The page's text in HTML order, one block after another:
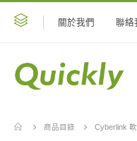
關於我們 聯絡
商品目錄 Cyberlink